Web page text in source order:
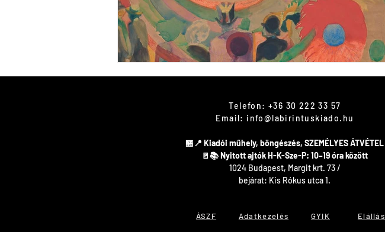
Telefon: +36 30 222 33 57
Email: info@labirintuskiado.hu
🏪📍 Kiadói műhely, böngészés, SZEMÉLYES ÁTVÉTEL
​🚪📚 Nyitott ajtók H-K-Sze-P: 10–19 óra között
1024 Budapest, Margit krt. 73 /
bejárat: Kis Rókus utca 1.
ÁSZF Adatkezelés GYIK Elállás